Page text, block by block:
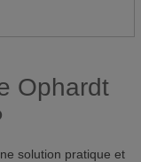
Ophardt
solution pratique et